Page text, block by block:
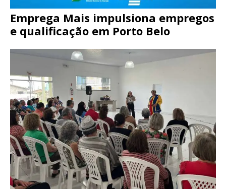
Emprega Mais impulsiona empregos
e qualificação em Porto Belo